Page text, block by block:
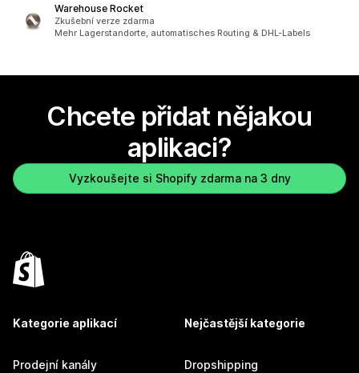
Warehouse Rocket
Zkušební verze zdarma
Mehr Lagerstandorte, automatisches Routing & DHL-Labels
Chcete přidat nějakou
aplikaci?
Vyzkoušejte si Shopify zdarma na 3 dny
Kategorie aplikací
Prodejní kanály
Nejčastější kategorie
Dropshipping